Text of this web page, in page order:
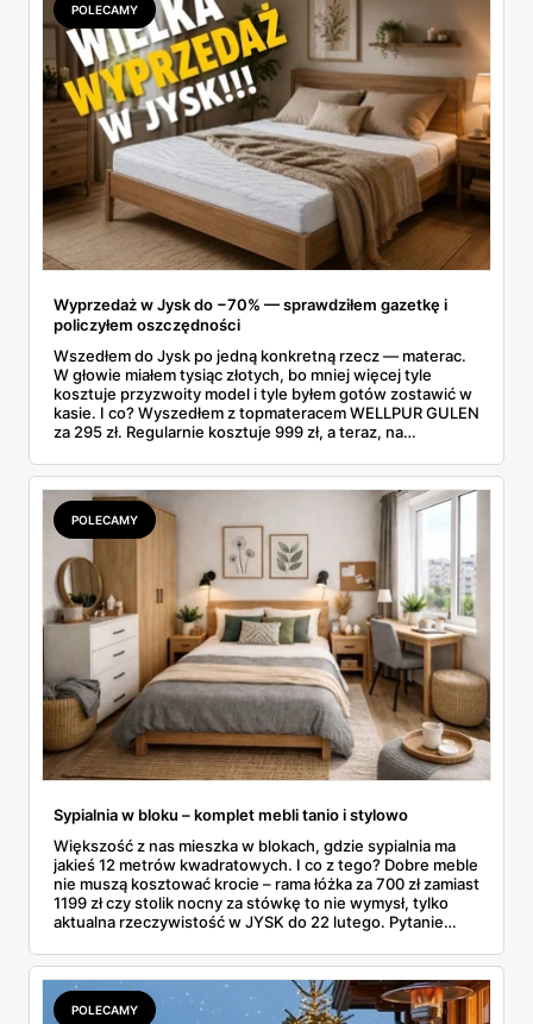
POLECAMY
Wyprzedaż w Jysk do −70% — sprawdziłem gazetkę i
policzyłem oszczędności
Wszedłem do Jysk po jedną konkretną rzecz — materac.
W głowie miałem tysiąc złotych, bo mniej więcej tyle
kosztuje przyzwoity model i tyle byłem gotów zostawić w
kasie. I co? Wyszedłem z topmateracem WELLPUR GULEN
za 295 zł. Regularnie kosztuje 999 zł, a teraz, na
zrobiłem jeszcze na parkingu: w kieszeni zostało mi jakieś
700 zł.
POLECAMY
Sypialnia w bloku – komplet mebli tanio i stylowo
Większość z nas mieszka w blokach, gdzie sypialnia ma
jakieś 12 metrów kwadratowych. I co z tego? Dobre meble
nie muszą kosztować krocie – rama łóżka za 700 zł zamiast
1199 zł czy stolik nocny za stówkę to nie wymysł, tylko
aktualna rzeczywistość w JYSK do 22 lutego. Pytanie
sklecony namiot? W blokowej sypialni liczy się każdy
centymetr, każda złotówka i każdy pomysł na sprytne
rozwiązanie.
POLECAMY